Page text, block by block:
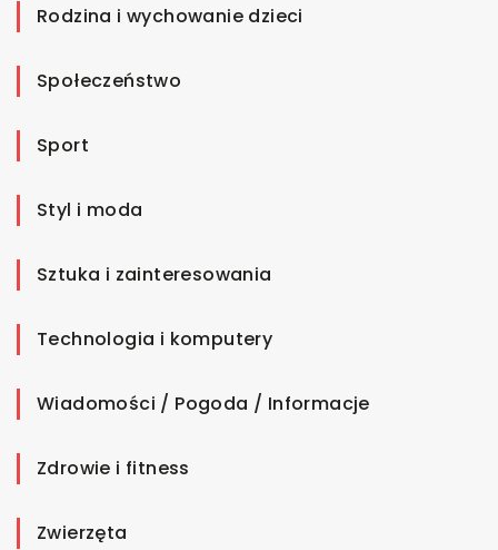
Rodzina i wychowanie dzieci
Społeczeństwo
Sport
Styl i moda
Sztuka i zainteresowania
Technologia i komputery
Wiadomości / Pogoda / Informacje
Zdrowie i fitness
Zwierzęta